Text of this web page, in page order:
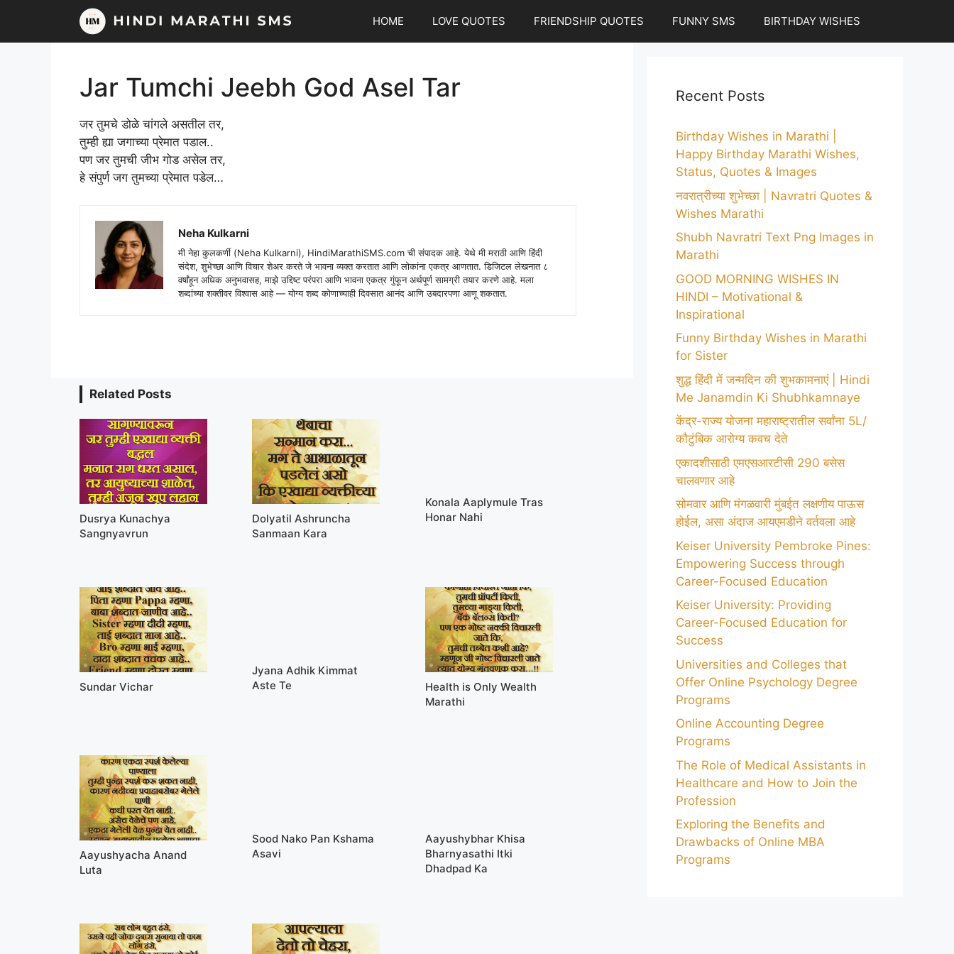
content
HOME LOVE QUOTES FRIENDSHIP QUOTES FUNNY SMS BIRTHDAY WISHES
Jar Tumchi Jeebh God Asel Tar
जर तुमचे डोळे चांगले असतील तर,
तुम्ही ह्या जगाच्या प्रेमात पडाल..
पण जर तुमची जीभ गोड असेल तर,
हे संपुर्ण जग तुमच्या प्रेमात पडेल…
Neha Kulkarni
मी नेहा कुलकर्णी (Neha Kulkarni), HindiMarathiSMS.com ची संपादक आहे. येथे मी मराठी आणि हिंदी
संदेश, शुभेच्छा आणि विचार शेअर करते जे भावना व्यक्त करतात आणि लोकांना एकत्र आणतात. डिजिटल लेखनात ८
वर्षांहून अधिक अनुभवासह, माझे उद्दिष्ट परंपरा आणि भावना एकत्र गुंफून अर्थपूर्ण सामग्री तयार करणे आहे. मला
शब्दांच्या शक्तीवर विश्वास आहे — योग्य शब्द कोणाच्याही दिवसात आनंद आणि उबदारपणा आणू शकतात.
Related Posts
Dusrya Kunachya
Sangnyavrun
Dolyatil Ashruncha
Sanmaan Kara
Konala Aaplymule Tras
Honar Nahi
Sundar Vichar
Jyana Adhik Kimmat
Aste Te
Health is Only Wealth
Marathi
Aayushyacha Anand
Luta
Sood Nako Pan Kshama
Asavi
Aayushybhar Khisa
Bharnyasathi Itki
Dhadpad Ka
Recent Posts
Birthday Wishes in Marathi |
Happy Birthday Marathi Wishes,
Status, Quotes & Images
नवरात्रीच्या शुभेच्छा | Navratri Quotes &
Wishes Marathi
Shubh Navratri Text Png Images in
Marathi
GOOD MORNING WISHES IN
HINDI – Motivational &
Inspirational
Funny Birthday Wishes in Marathi
for Sister
शुद्ध हिंदी में जन्मदिन की शुभकामनाएं | Hindi
Me Janamdin Ki Shubhkamnaye
केंद्र-राज्य योजना महाराष्ट्रातील सर्वांना 5L/
कौटुंबिक आरोग्य कवच देते
एकादशीसाठी एमएसआरटीसी 290 बसेस
चालवणार आहे
सोमवार आणि मंगळवारी मुंबईत लक्षणीय पाऊस
होईल, असा अंदाज आयएमडीने वर्तवला आहे
Keiser University Pembroke Pines:
Empowering Success through
Career-Focused Education
Keiser University: Providing
Career-Focused Education for
Success
Universities and Colleges that
Offer Online Psychology Degree
Programs
Online Accounting Degree
Programs
The Role of Medical Assistants in
Healthcare and How to Join the
Profession
Exploring the Benefits and
Drawbacks of Online MBA
Programs